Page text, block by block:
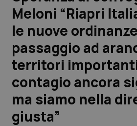
Studi e Analisi
Lettere al direttore
Edizioni Regionali
Professionisti Sanitari.AI
Meloni “Riapri
le nuove
passaggio ad
territori
contagio ancora
ma siamo nella
giusta”